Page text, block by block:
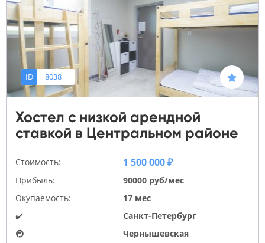
ID 8038
Хостел с низкой арендной
ставкой в Центральном районе
Стоимость: 1 500 000 ₽
Прибыль:
90000 руб/мес
Окупаемость:
17 мес
✔️
Санкт-Петербург
🚇
Чернышевская